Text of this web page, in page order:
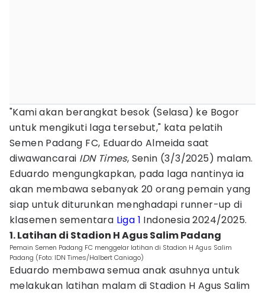
"Kami akan berangkat besok (Selasa) ke Bogor
untuk mengikuti laga tersebut," kata pelatih
Semen Padang FC, Eduardo Almeida saat
diwawancarai IDN Times, Senin (3/3/2025) malam.
Eduardo mengungkapkan, pada laga nantinya ia
akan membawa sebanyak 20 orang pemain yang
siap untuk diturunkan menghadapi runner-up di
klasemen sementara Liga 1 Indonesia 2024/2025.
1. Latihan di Stadion H Agus Salim Padang
Pemain Semen Padang FC menggelar latihan di Stadion H Agus Salim
Padang (Foto: IDN Times/Halbert Caniago)
Eduardo membawa semua anak asuhnya untuk
melakukan latihan malam di Stadion H Agus Salim